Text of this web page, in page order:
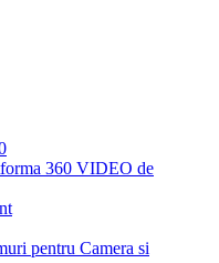
360 VIDEO de
pentru Camera si